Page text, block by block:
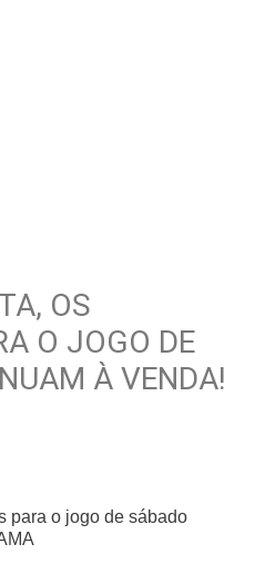
OS
O JOGO DE
À VENDA!
para o jogo de sábado